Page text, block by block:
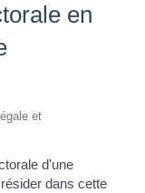
en
et
d'une
dans cette